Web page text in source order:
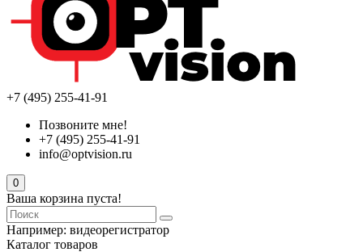
+7 (495) 255-41-91
Позвоните мне!
+7 (495) 255-41-91
info@optvision.ru
0
Ваша корзина пуста!
Например: видеорегистратор
Каталог товаров